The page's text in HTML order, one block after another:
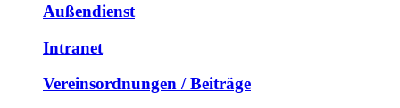
Außendienst
Intranet
Vereinsordnungen / Beiträge